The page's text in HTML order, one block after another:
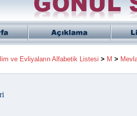
ve Evliyaların Alfabetik Listesi > M >